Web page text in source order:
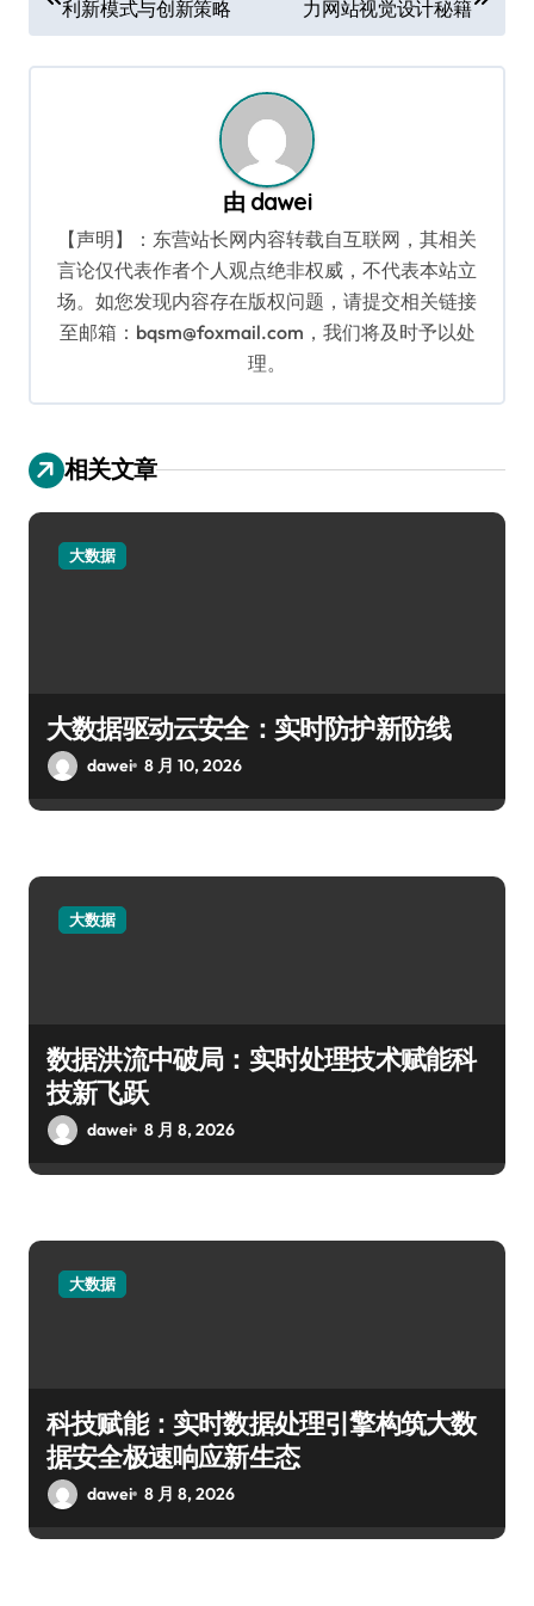
章
导
利新模式与创新策略
力网站视觉设计秘籍
由 dawei
【声明】：东营站长网内容转载自互联网，其相关
言论仅代表作者个人观点绝非权威，不代表本站立
场。如您发现内容存在版权问题，请提交相关链接
至邮箱：bqsm@foxmail.com，我们将及时予以处
理。
相关文章
大数据
大数据驱动云安全：实时防护新防线
dawei 8 月 10, 2026
大数据
数据洪流中破局：实时处理技术赋能科
技新飞跃
dawei 8 月 8, 2026
大数据
科技赋能：实时数据处理引擎构筑大数
据安全极速响应新生态
dawei 8 月 8, 2026